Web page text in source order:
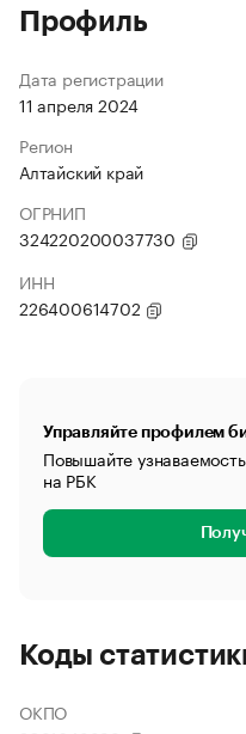
Профиль
Дата регистрации
11 апреля 2024
Регион
Алтайский край
ОГРНИП
324220200037730
ИНН
226400614702
Управляйте профилем
Повышайте
на РБК
Коды
ОКПО